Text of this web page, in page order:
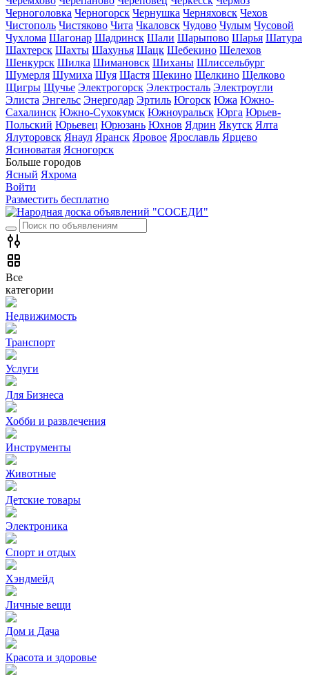
Черноголовка Черногорск Чернушка Черняховск Чехов
Чистополь Чистяково Чита Чкаловск Чудово Чулым Чусовой
Чухлома Шагонар Шадринск Шали Шарыпово Шарья Шатура
Шахтерск Шахты Шахунья Шацк Шебекино Шелехов
Шенкурск Шилка Шимановск Шиханы Шлиссельбург
Шумерля Шумиха Шуя Щастя Щекино Щелкино Щелково
Щигры Щучье Электрогорск Электросталь Электроугли
Элиста Энгельс Энергодар Эртиль Югорск Южа Южно-
Сахалинск Южно-Сухокумск Южноуральск Юрга Юрьев-
Польский Юрьевец Юрюзань Юхнов Ядрин Якутск Ялта
Ялуторовск Янаул Яранск Яровое Ярославль Ярцево
Ясиноватая Ясногорск
Больше городов
Ясный Яхрома
Войти
Разместить бесплатно
Все
категории
Недвижимость
Транспорт
Услуги
Для Бизнеса
Хобби и развлечения
Инструменты
Животные
Детские товары
Электроника
Спорт и отдых
Хэндмейд
Личные вещи
Дом и Дача
Красота и здоровье